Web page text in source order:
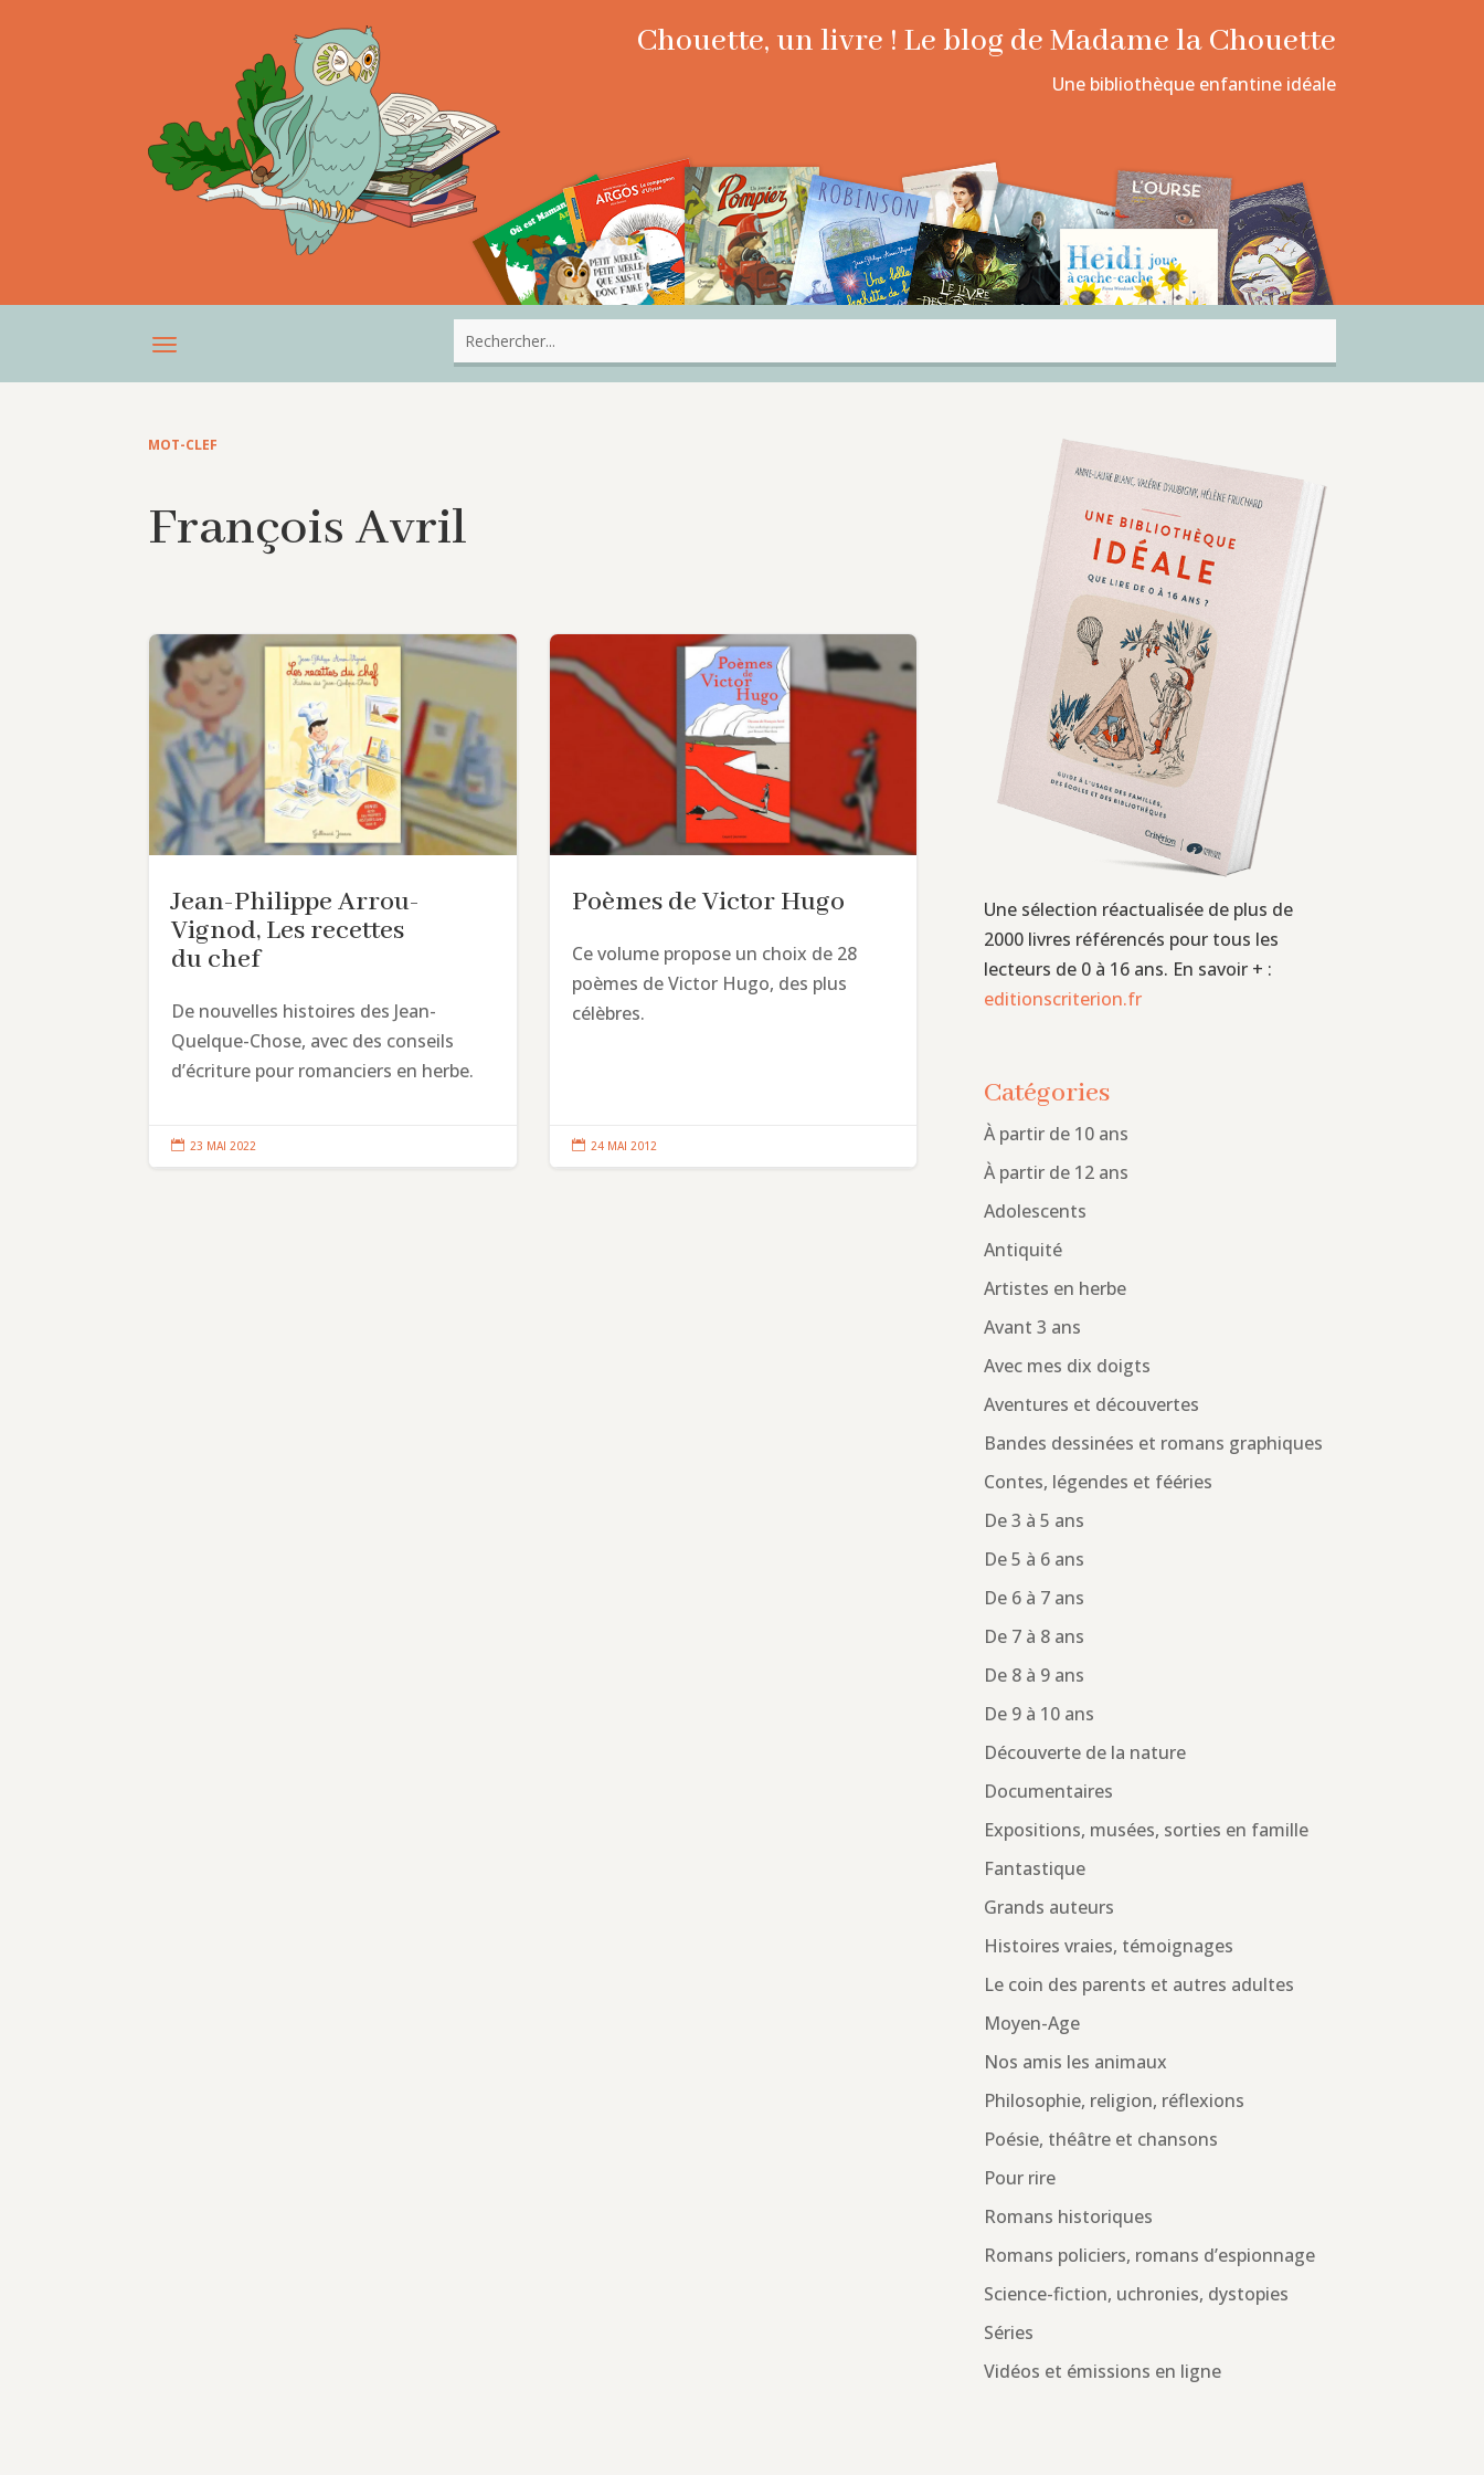
Chouette, un livre ! Le blog de Madame la Chouette
Une bibliothèque enfantine idéale
MOT-CLEF
François Avril
Jean-Philippe Arrou-
Vignod, Les recettes
du chef
De nouvelles histoires des Jean-
Quelque-Chose, avec des conseils
d’écriture pour romanciers en herbe.
 23 MAI 2022
Poèmes de Victor Hugo
Ce volume propose un choix de 28
poèmes de Victor Hugo, des plus
célèbres.
 24 MAI 2012
Une sélection réactualisée de plus de
2000 livres référencés pour tous les
lecteurs de 0 à 16 ans. En savoir + :
editionscriterion.fr
Catégories
À partir de 10 ans
À partir de 12 ans
Adolescents
Antiquité
Artistes en herbe
Avant 3 ans
Avec mes dix doigts
Aventures et découvertes
Bandes dessinées et romans graphiques
Contes, légendes et fééries
De 3 à 5 ans
De 5 à 6 ans
De 6 à 7 ans
De 7 à 8 ans
De 8 à 9 ans
De 9 à 10 ans
Découverte de la nature
Documentaires
Expositions, musées, sorties en famille
Fantastique
Grands auteurs
Histoires vraies, témoignages
Le coin des parents et autres adultes
Moyen-Age
Nos amis les animaux
Philosophie, religion, réflexions
Poésie, théâtre et chansons
Pour rire
Romans historiques
Romans policiers, romans d’espionnage
Science-fiction, uchronies, dystopies
Séries
Vidéos et émissions en ligne